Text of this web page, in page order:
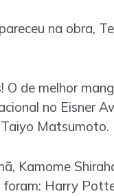
na obra,
O de melhor
no Eisner
Matsumoto.
Kamome
Harry